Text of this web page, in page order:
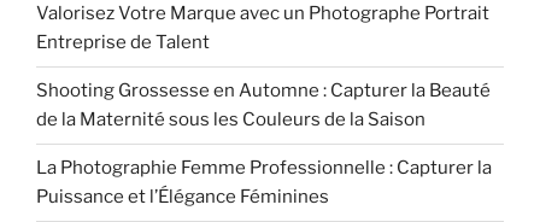
Valorisez Votre Marque avec un Photographe Portrait
Entreprise de Talent
Shooting Grossesse en Automne : Capturer la Beauté
de la Maternité sous les Couleurs de la Saison
La Photographie Femme Professionnelle : Capturer la
Puissance et l’Élégance Féminines